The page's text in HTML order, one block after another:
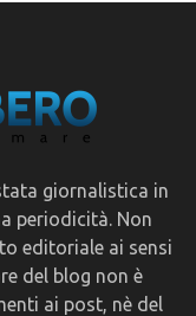
giornalistica in
periodicità. Non
editoriale ai sensi
del blog non è
ai post, nè del